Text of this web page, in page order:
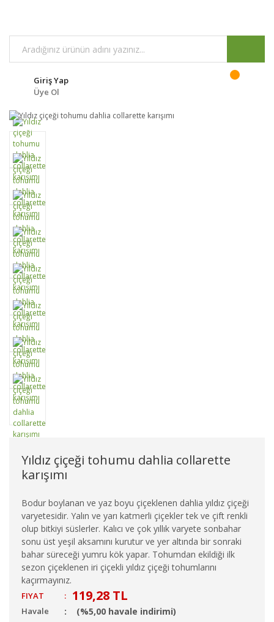
Giriş Yap
Üye Ol
Yıldız çiçeği tohumu dahlia collarette
karışımı
Bodur boylanan ve yaz boyu çiçeklenen dahlia yıldız çiçeği
varyetesidir. Yalın ve yarı katmerli çiçekler tek ve çift renkli
olup bitkiyi süslerler. Kalıcı ve çok yıllık varyete sonbahar
sonu üst yeşil aksamını kurutur ve yer altında bir sonraki
bahar süreceği yumru kök yapar. Tohumdan ekildiği ilk
sezon çiçeklenen iri çiçekli yıldız çiçeği tohumlarını
kaçırmayınız.
FIYAT : 119,28 TL
Havale (%5,00 havale indirimi)